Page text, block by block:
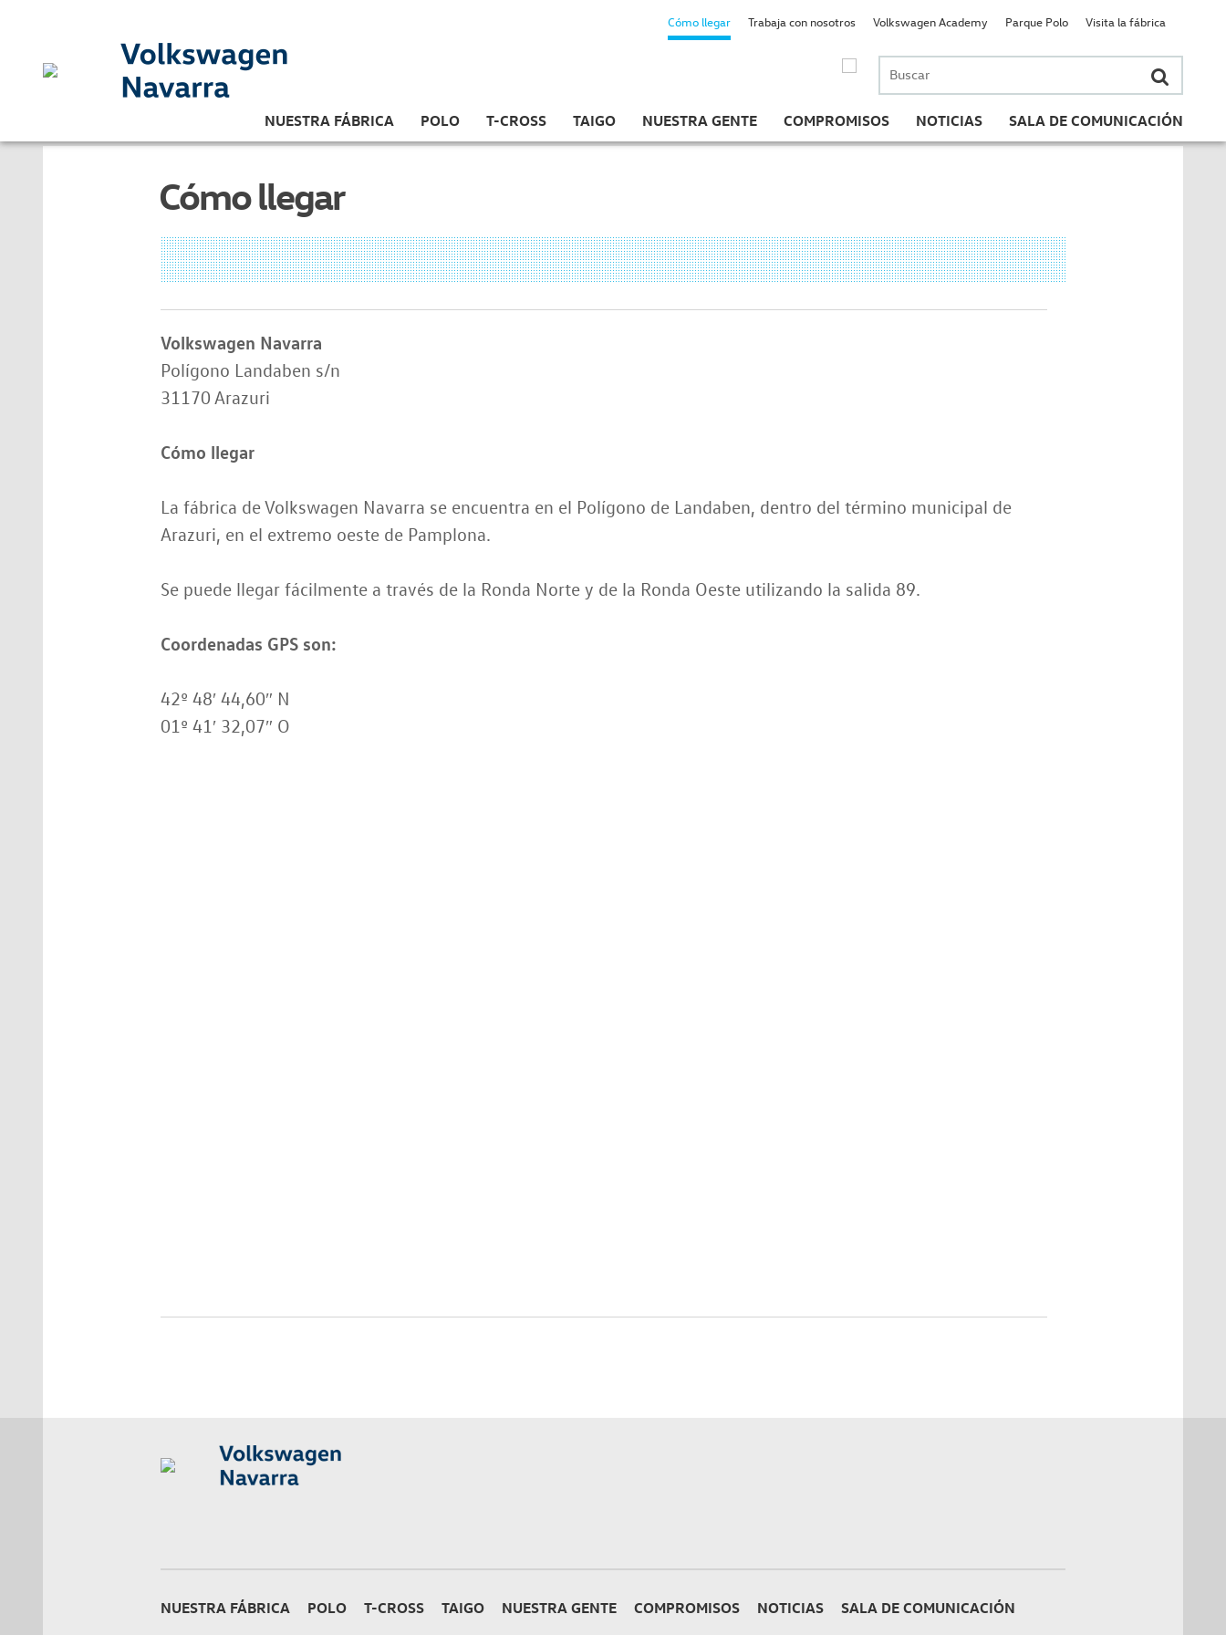
Buscar
por:
NUESTRA FÁBRICA POLO T-CROSS TAIGO NUESTRA GENTE COMPROMISOS NOTICIAS SALA DE COMUNICACIÓN
Cómo llegar Trabaja con nosotros Volkswagen Academy Parque Polo Visita la fábrica
Cómo llegar
Volkswagen Navarra
Polígono Landaben s/n
31170 Arazuri
Cómo llegar
La fábrica de Volkswagen Navarra se encuentra en el Polígono de Landaben, dentro del término municipal de
Arazuri, en el extremo oeste de Pamplona.
Se puede llegar fácilmente a través de la Ronda Norte y de la Ronda Oeste utilizando la salida 89.
Coordenadas GPS son:
42º 48′ 44,60″ N
01º 41′ 32,07″ O
NUESTRA FÁBRICA POLO T-CROSS TAIGO NUESTRA GENTE COMPROMISOS NOTICIAS SALA DE COMUNICACIÓN